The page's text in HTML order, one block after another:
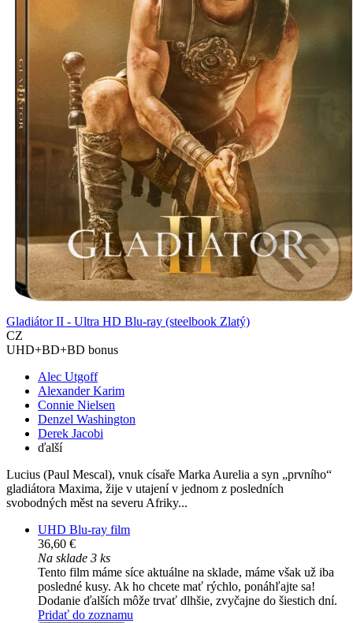
Gladiátor II - Ultra HD Blu-ray (steelbook Zlatý)
CZ
UHD+BD+BD bonus
Alec Utgoff
Alexander Karim
Connie Nielsen
Denzel Washington
Derek Jacobi
ďalší
Lucius (Paul Mescal), vnuk císaře Marka Aurelia a syn „prvního“
gladiátora Maxima, žije v utajení v jednom z posledních
svobodných měst na severu Afriky...
UHD Blu-ray film
36,60 €
Na sklade 3 ks
Tento film máme síce aktuálne na sklade, máme však už iba
posledné kusy. Ak ho chcete mať rýchlo, ponáhľajte sa!
Dodanie ďalších môže trvať dlhšie, zvyčajne do šiestich dní.
Pridať do zoznamu